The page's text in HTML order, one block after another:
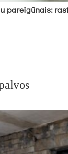
pa­rei­gū­nais: